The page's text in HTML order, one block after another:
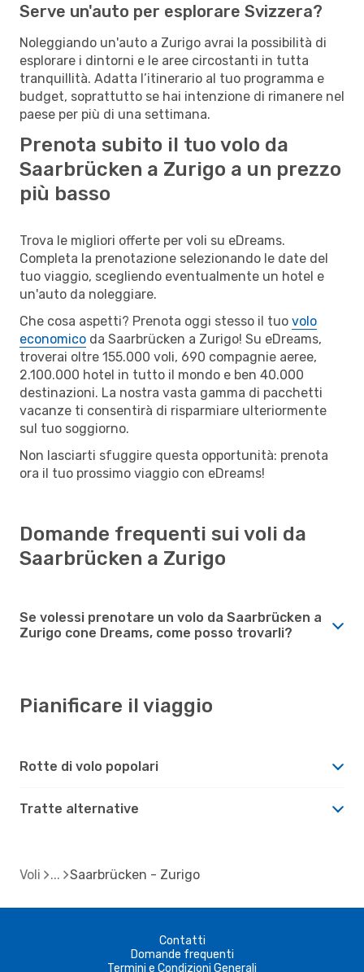
Serve un'auto per esplorare Svizzera?
Noleggiando un'auto a Zurigo avrai la possibilità di
esplorare i dintorni e le aree circostanti in tutta
tranquillità. Adatta l’itinerario al tuo programma e
budget, soprattutto se hai intenzione di rimanere nel
paese per più di una settimana.
Prenota subito il tuo volo da
Saarbrücken a Zurigo a un prezzo
più basso
Trova le migliori offerte per voli su eDreams.
Completa la prenotazione selezionando le date del
tuo viaggio, scegliendo eventualmente un hotel e
un'auto da noleggiare.
Che cosa aspetti? Prenota oggi stesso il tuo volo
economico da Saarbrücken a Zurigo! Su eDreams,
troverai oltre 155.000 voli, 690 compagnie aeree,
2.100.000 hotel in tutto il mondo e ben 40.000
destinazioni. La nostra vasta gamma di pacchetti
vacanze ti consentirà di risparmiare ulteriormente
sul tuo soggiorno.
Non lasciarti sfuggire questa opportunità: prenota
ora il tuo prossimo viaggio con eDreams!
Domande frequenti sui voli da
Saarbrücken a Zurigo
Se volessi prenotare un volo da Saarbrücken a
Zurigo cone Dreams, come posso trovarli?
Pianificare il viaggio
Rotte di volo popolari
Tratte alternative
Voli Saarbrücken - Zurigo
Contatti
Domande frequenti
Termini e Condizioni Generali